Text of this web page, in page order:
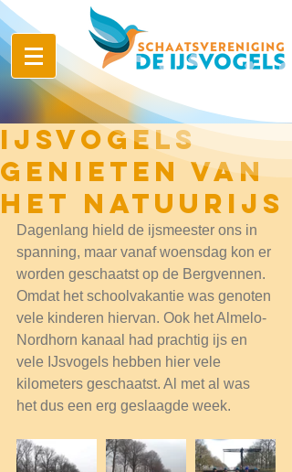
IJsvogels
genieten van
het natuurijs
Dagenlang hield de ijsmeester ons in
spanning, maar vanaf woensdag kon er
worden geschaatst op de Bergvennen.
Omdat het schoolvakantie was genoten
vele kinderen hiervan. Ook het Almelo-
Nordhorn kanaal had prachtig ijs en
vele IJsvogels hebben hier vele
kilometers geschaatst. Al met al was
het dus een erg geslaagde week.